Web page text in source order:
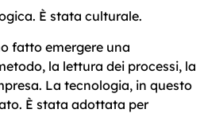
È stata culturale.
fatto emergere una
la lettura dei processi, la
La tecnologia, in questo
È stata adottata per